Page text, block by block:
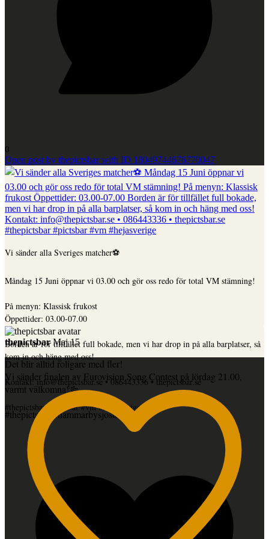
0
Open post by thepictsbar with ID 18049744676770047
Vi sänder alla Sveriges matcher⚽️
Måndag 15 Juni öppnar vi 03.00 och gör oss redo för total VM stämning!
På menyn: Klassisk frukost
Öppettider: 03.00-07.00
Borden är för tillfället full bokade, men vi har drop in på alla barplatser, så
kom in och häng med oss!
Kontakt: info@thepictsbar.se • 086443336 • thepictsbar.se
#thepictsbar #pictsbar #vm #hejasverige ...
thepictsbar Maj 15
Det blir alltid roligare med fler!
Vi sänder finalen av Eurovision Song Contest på lördag 21.00,
varmt välkomna!🍻
#thepictsbar #hammarbysjostad